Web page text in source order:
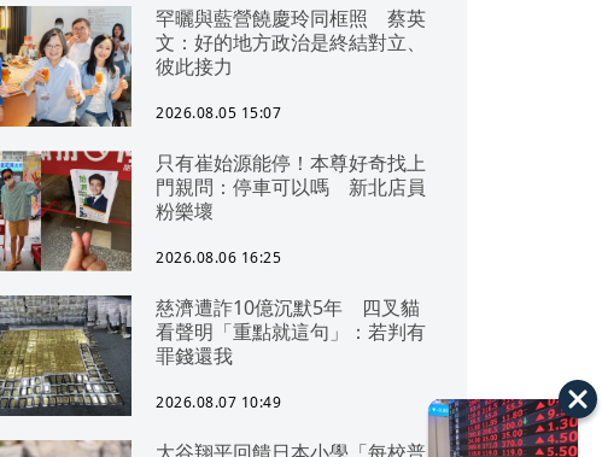
罕曬與藍營饒慶玲同框照 蔡英
文：好的地方政治是終結對立、
彼此接力
2026.08.05 15:07
只有崔始源能停！本尊好奇找上
門親問：停車可以嗎 新北店員
粉樂壞
2026.08.06 16:25
慈濟遭詐10億沉默5年 四叉貓
看聲明「重點就這句」：若判有
罪錢還我
2026.08.07 10:49